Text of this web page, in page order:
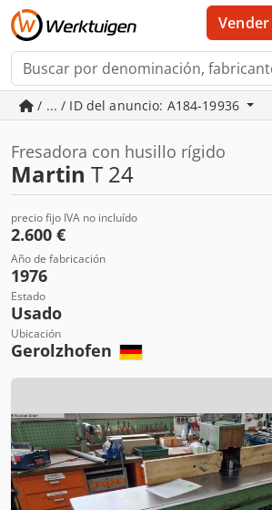
Vender
/ ... / ID del anuncio: A184-19936
Fresadora con husillo rígido
Martin T 24
precio fijo IVA no incluído
2.600 €
Año de fabricación
1976
Estado
Usado
Ubicación
Gerolzhofen